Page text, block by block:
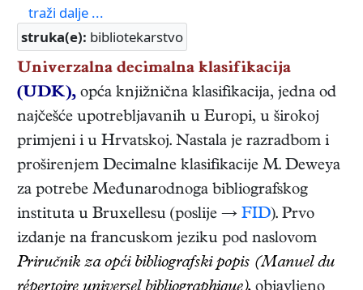
traži dalje ...
struka(e): bibliotekarstvo
Univerzalna decimalna klasifikacija
(UDK), opća knjižnična klasifikacija, jedna od
najčešće upotrebljavanih u Europi, u širokoj
primjeni i u Hrvatskoj. Nastala je razradbom i
proširenjem Decimalne klasifikacije M. Deweya
za potrebe Međunarodnoga bibliografskog
instituta u Bruxellesu (poslije → FID). Prvo
izdanje na francuskom jeziku pod naslovom
Priručnik za opći bibliografski popis (Manuel du